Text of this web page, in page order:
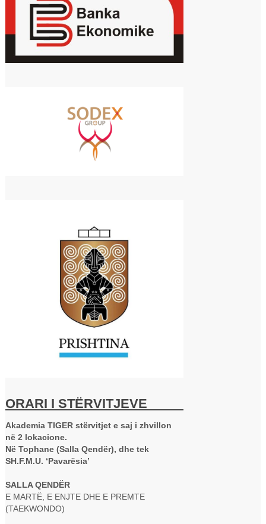
ORARI I STËRVITJEVE
Akademia TIGER stërvitjet e saj i zhvillon
në 2 lokacione.
Në Tophane (Salla Qendër), dhe tek
SH.F.M.U. ‘Pavarësia’
SALLA QENDËR
E MARTË, E ENJTE DHE E PREMTE
(TAEKWONDO)